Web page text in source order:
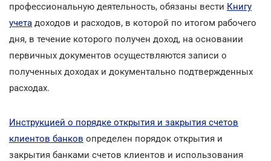
профессиональную деятельность, обязаны вести Книгу
учета доходов и расходов, в которой по итогом рабочего
дня, в течение которого получен доход, на основании
первичных документов осуществляются записи о
полученных доходах и документально подтвержденных
расходах.
Инструкцией о порядке открытия и закрытия счетов
клиентов банков определен порядок открытия и
закрытия банками счетов клиентов и использования